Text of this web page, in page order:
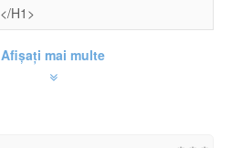
</H1>
Afișați mai multe